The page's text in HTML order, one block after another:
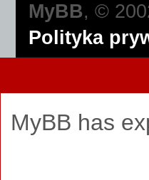
MyBB, ©
Polityka
MyBB has